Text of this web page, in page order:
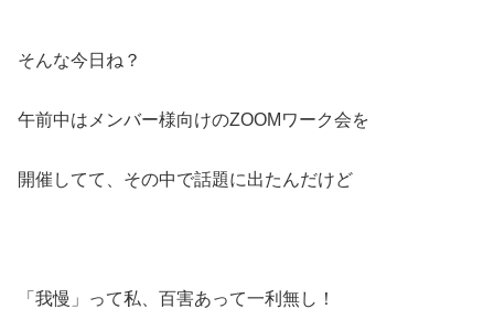
そんな今日ね？
午前中はメンバー様向けのZOOMワーク会を
開催してて、その中で話題に出たんだけど
「我慢」って私、百害あって一利無し！